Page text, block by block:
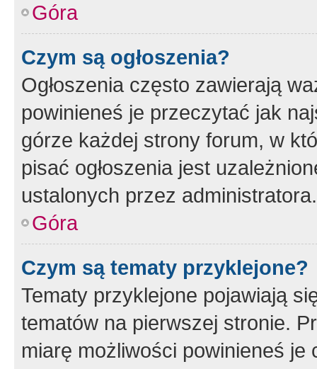
Góra
Czym są ogłoszenia?
Ogłoszenia często zawierają
powinieneś je przeczytać jak
górze każdej strony forum, w
pisać ogłoszenia jest
ustalonych przez administratora.
Góra
Czym są tematy przyklejone?
Tematy przyklejone pojawiają
tematów na pierwszej stronie.
miarę możliwości powinieneś je